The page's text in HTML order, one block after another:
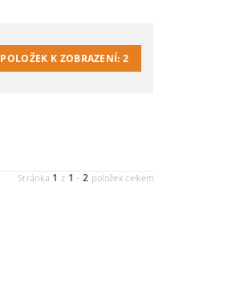
POLOŽEK K ZOBRAZENÍ:2
Stránka 1 z 1 -2 položek celkem